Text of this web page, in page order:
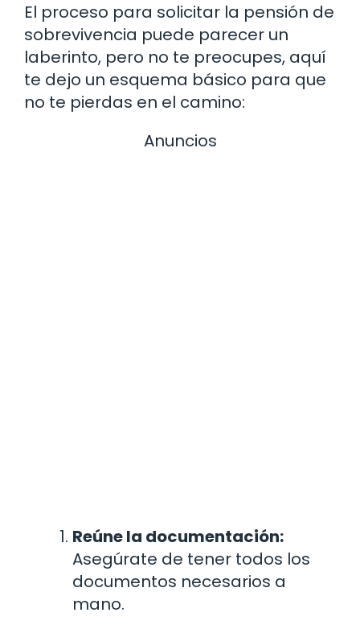
El proceso para solicitar la pensión de
sobrevivencia puede parecer un
laberinto, pero no te preocupes, aquí
te dejo un esquema básico para que
no te pierdas en el camino:
Anuncios
Reúne la documentación:
Asegúrate de tener todos los
documentos necesarios a
mano.